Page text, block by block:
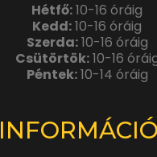
Hétfő:10-16 óráig
Kedd:10-16 óráig
Szerda:10-16 óráig
Csütörtök:10-16
Péntek:10-14 óráig